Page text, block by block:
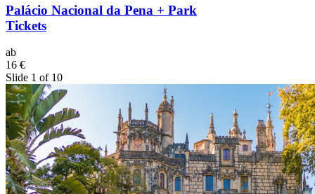
Palácio Nacional da Pena + Park
Tickets
ab
16 €
Slide 1 of 10